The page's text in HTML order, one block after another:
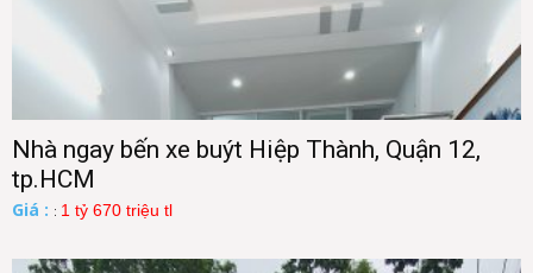
Nhà ngay bến xe buýt Hiệp Thành, Quận 12,
tp.HCM
Giá : : 1 tỷ 670 triệu tl